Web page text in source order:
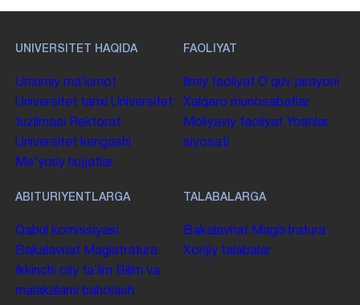
UNIVERSITET HAQIDA
Umumiy maʼlumot
Universitet tarixi Universitet
tuzilmasi
Rektorat
Universitet kengashi
Me'yoriy hujjatlar
FAOLIYAT
Ilmiy faoliyat Oʻquv jarayoni
Xalqaro munosabatlar
Moliyaviy faoliyat Yoshlar
siyosati
ABITURIYENTLARGA
Qabul komissiyasi
Bakalavriat Magistratura
Ikkinchi oliy taʼlim Bilim va
malakalarni baholash
TALABALARGA
Bakalavriat Magistratura
Xorijiy talabalar